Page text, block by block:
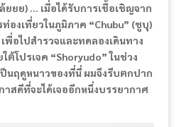
ยย) … เมื่อได้รับการเชื้อเชิญจาก
องเที่ยวในภูมิภาค “Chubu” (ชูบุ)
อไปสำรวจและทดลองเดินทาง
ต้โปรเจค “Shoryudo” ในช่วง
นฤดูหนาวของที่นี่ ผมจึงรีบตกปาก
สดีที่จะได้เจออีกหนึ่งบรรยากาศ